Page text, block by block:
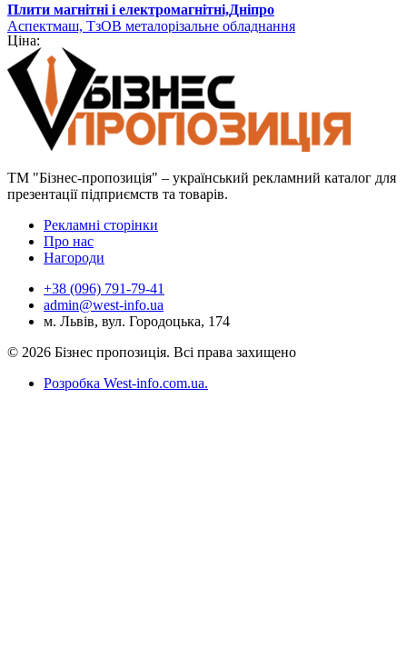
Плити магнітні і електромагнітні,Дніпро
Аспектмаш, ТзОВ металорізальне обладнання
Ціна:
ТМ "Бізнес-пропозиція" – український рекламний каталог для
презентації підприємств та товарів.
Рекламні сторінки
Про нас
Нагороди
+38 (096) 791-79-41
admin@west-info.ua
м. Львів, вул. Городоцька, 174
© 2026 Бізнес пропозиція. Всі права захищено
Розробка West-info.com.ua.